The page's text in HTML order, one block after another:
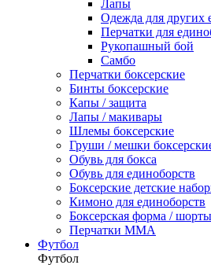
Лапы
Одежда для других
Перчатки для
Рукопашный бой
Самбо
Перчатки боксерские
Бинты боксерские
Капы / защита
Лапы / макивары
Шлемы боксерские
Груши / мешки
Обувь для бокса
Обувь для единоборств
Боксерские детские
Кимоно для единоборств
Боксерская форма / шорты
Перчатки ММА
Футбол
Футбол